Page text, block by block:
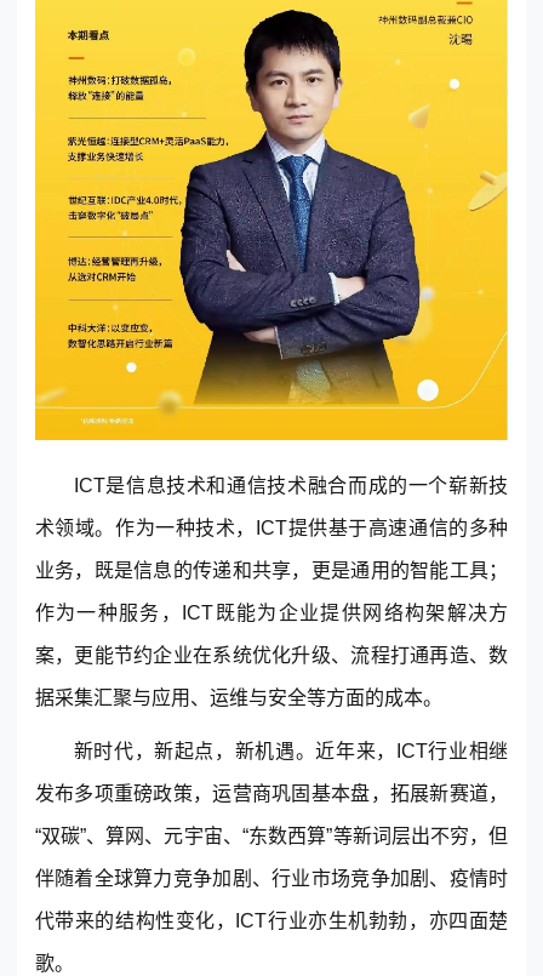
18929299059
(每天：8:00 — 22:00 全年无休)
购买咨询 售后服务
© 2013-2023 scrm.com All Rights Reserved
ICT是信息技术和通信技术融合而成的一个崭新技
术领域。作为一种技术，ICT提供基于高速通信的多种
业务，既是信息的传递和共享，更是通用的智能工具；
作为一种服务，ICT既能为企业提供网络构架解决方
案，更能节约企业在系统优化升级、流程打通再造、数
据采集汇聚与应用、运维与安全等方面的成本。
新时代，新起点，新机遇。近年来，ICT行业相继
发布多项重磅政策，运营商巩固基本盘，拓展新赛道，
“双碳”、算网、元宇宙、“东数西算”等新词层出不穷，但
伴随着全球算力竞争加剧、行业市场竞争加剧、疫情时
代带来的结构性变化，ICT行业亦生机勃勃，亦四面楚
歌。